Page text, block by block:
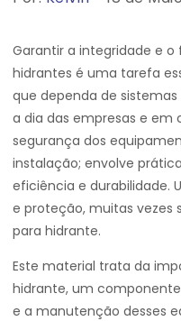
Garantir a integridade e
hidrantes é uma tarefa
que dependa de
a dia das empresas e em
segurança dos
instalação; envolve
eficiência e durabilidade.
e proteção, muitas vezes
para hidrante.
Este material trata da
hidrante, um
e a manutenção desses